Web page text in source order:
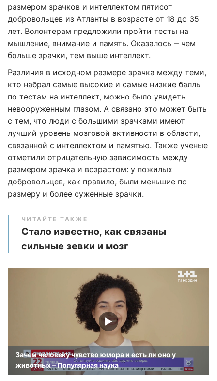
размером зрачков и интеллектом пятисот
добровольцев из Атланты в возрасте от 18 до 35
лет. Волонтерам предложили пройти тесты на
мышление, внимание и память. Оказалось ‒ чем
больше зрачки, тем выше интеллект.
Различия в исходном размере зрачка между теми,
кто набрал самые высокие и самые низкие баллы
по тестам на интеллект, можно было увидеть
невооруженным глазом. А связано это может быть
с тем, что люди с большими зрачками имеют
лучший уровень мозговой активности в области,
связанной с интеллектом и памятью. Также ученые
отметили отрицательную зависимость между
размером зрачка и возрастом: у пожилых
добровольцев, как правило, были меньшие по
размеру и более суженные зрачки.
ЧИТАЙТЕ ТАКЖЕ
Стало известно, как связаны
сильные зевки и мозг
Зачем человеку чувство юмора и есть ли оно у
животных – Популярная наука